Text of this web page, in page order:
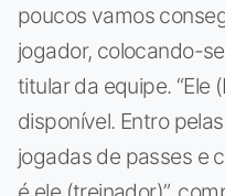
poucos vamos
jogador, colocando-
titular da equipe. “Ele
disponível. Entro
jogadas de passes e